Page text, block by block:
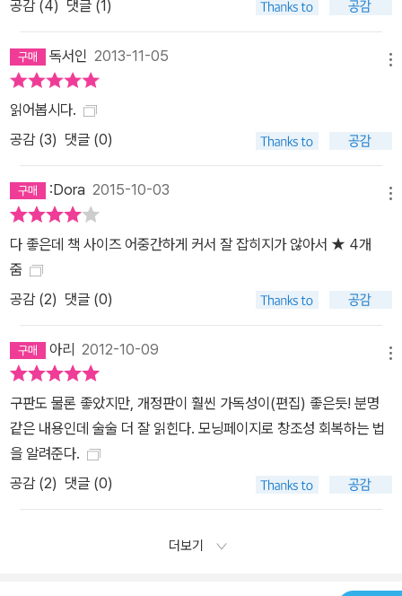
공감 (4) 댓글 (1)
독서인 2013-11-05
읽어봅시다.
공감 (3) 댓글 (0)
:Dora 2015-10-03
다 좋은데 책 사이즈 어중간하게 커서 잘 잡히지가 않아서 ★ 4개
줌
공감 (2) 댓글 (0)
아리 2012-10-09
구판도 물론 좋았지만, 개정판이 훨씬 가독성이(편집) 좋은듯! 분명
같은 내용인데 술술 더 잘 읽힌다. 모닝페이지로 창조성 회복하는 법
을 알려준다.
공감 (2) 댓글 (0)
더보기